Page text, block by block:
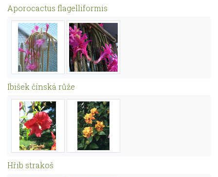
Aporocactus flagelliformis
Ibišek čínská růže
Hřib strakoš